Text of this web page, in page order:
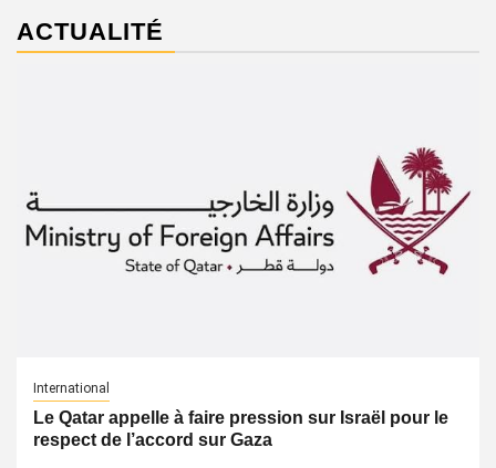
ACTUALITÉ
International
Le Qatar appelle à faire pression sur Israël pour le
respect de l’accord sur Gaza